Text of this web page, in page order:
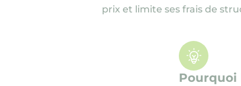
prix et limite ses frais de
Pourquoi